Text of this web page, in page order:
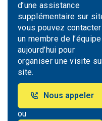
d’une assistance
supplémentaire sur
vous pouvez contacter
un membre de l’équipe
aujourd’hui pour
organiser une visite
site.
Nous appeler
ou